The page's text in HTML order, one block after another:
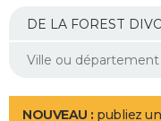
Forum
Aménagement intérieur
Extérieur
Cuisine
Salle de bains
Jardinage
Rangement
WEEK-END
Guides de France
Escapades
Patrimoine
Expositions
Musées
Week-end nature
LIFESTYLE
Art de vivre
Bien-être
Loisirs
Mode
Modes de vie
+
NOUVEAU : publiez un